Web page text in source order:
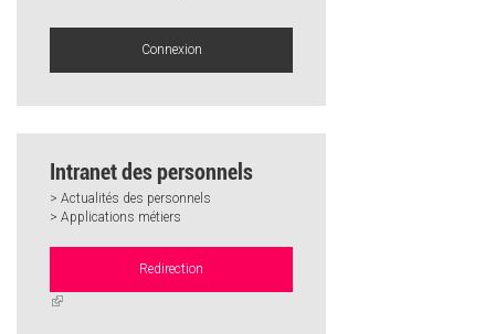
Connexion
Intranet des personnels
> Actualités des personnels
> Applications métiers
Redirection
(link